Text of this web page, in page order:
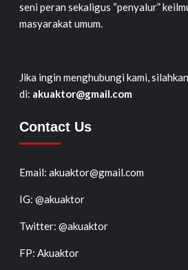
seni peran sekaligus “penyalur”
masyarakat umum.
Jika ingin menghubungi kami,
di: akuaktor@gmail.com
Contact Us
Email: akuaktor@gmail.com
IG: @akuaktor
Twitter: @akuaktor
FP: Akuaktor